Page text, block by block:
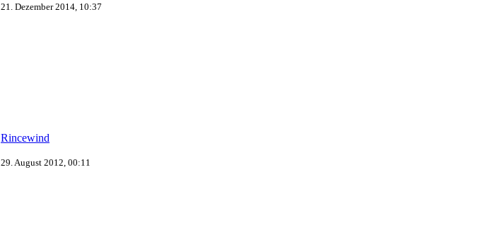
21. Dezember 2014, 10:37
Rincewind
29. August 2012, 00:11